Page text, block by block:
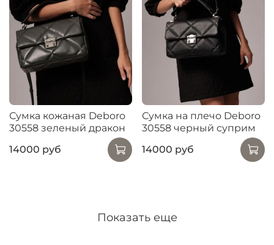
Сумка кожаная Deboro
30558 зеленый дракон
14000 руб
Сумка на плечо Deboro
30558 черный суприм
14000 руб
Показать еще